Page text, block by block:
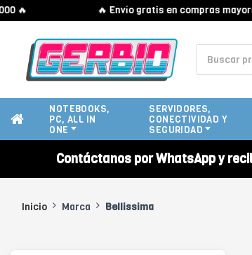
🔥 🔥 Envío gratis en compras
NOTEBOOKS,
PC, ALL IN
ONE
SERVIDORES,
CONECTIVIDAD Y
SEGURIDAD
Contáctanos por WhatsApp y
Inicio Marca Bellissima